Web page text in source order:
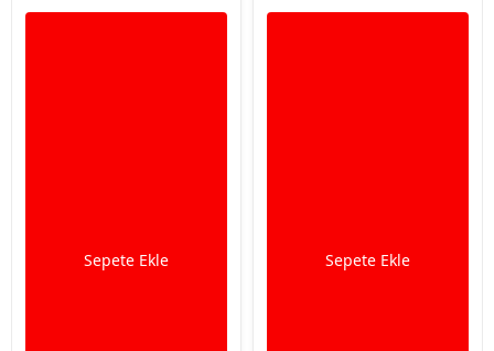
Sepete Ekle Sepete Ekle